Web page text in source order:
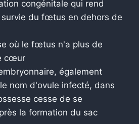
congénitale qui rend
survie du fœtus en dehors de
où le fœtus n'a plus de
cœur
également
nom d'ovule infecté, dans
cesse de se
la formation du sac